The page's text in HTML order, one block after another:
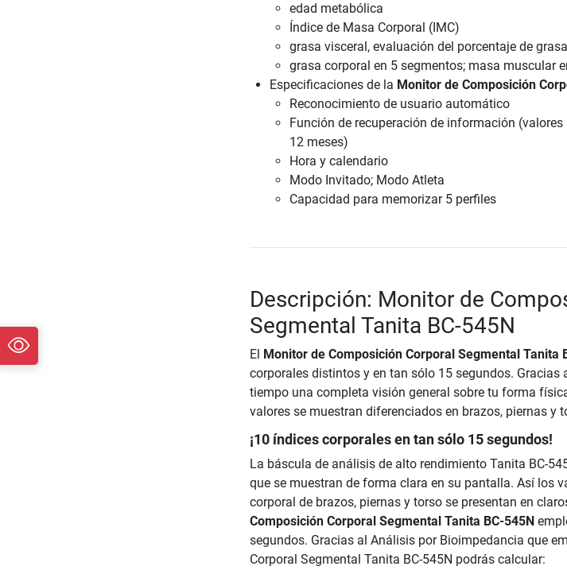
edad metabólica
Índice de Masa Corporal (IMC)
grasa visceral, evaluación del porcentaje de
grasa corporal en 5 segmentos; masa muscular
Especificaciones de la Monitor de Composición
Reconocimiento de usuario automático
Función de recuperación de información
12 meses)
Hora y calendario
Modo Invitado; Modo Atleta
Capacidad para memorizar 5 perfiles
Descripción: Monitor de
Segmental Tanita BC-545N
El Monitor de Composición Corporal Segmental Tanita
corporales distintos y en tan sólo 15 segundos. Gracias
tiempo una completa visión general sobre tu forma
valores se muestran diferenciados en brazos, piernas y
¡10 índices corporales en tan sólo 15 segundos!
La báscula de análisis de alto rendimiento Tanita BC-
que se muestran de forma clara en su pantalla. Así los
corporal de brazos, piernas y torso se presentan en
Composición Corporal Segmental Tanita BC-545N
segundos. Gracias al Análisis por Bioimpedancia que
Corporal Segmental Tanita BC-545N podrás calcular: